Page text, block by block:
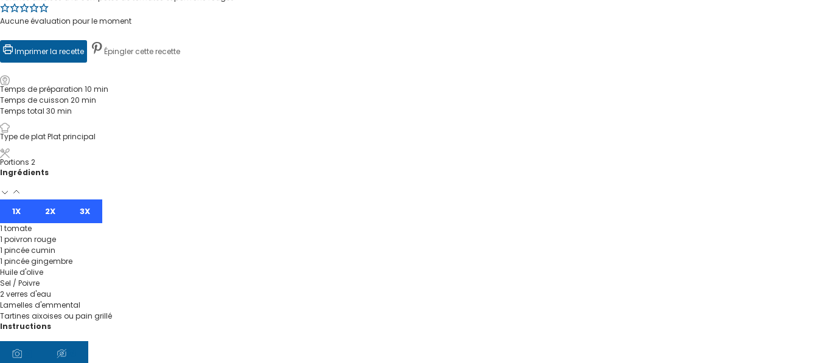
Aucune évaluation pour le moment
Imprimer la recette Épingler cette recette
Temps de préparation 10 min
Temps de cuisson 20 min
Temps total 30 min
Type de platPlat principal
Portions 2
Ingrédients
1X 2X 3X
1 tomate
1 poivron rouge
1 pincéecumin
1 pincéegingembre
Huile d'olive
Sel / Poivre
2verres d'eau
Lamelles d'emmental
Tartines aixoises ou pain grillé
Instructions